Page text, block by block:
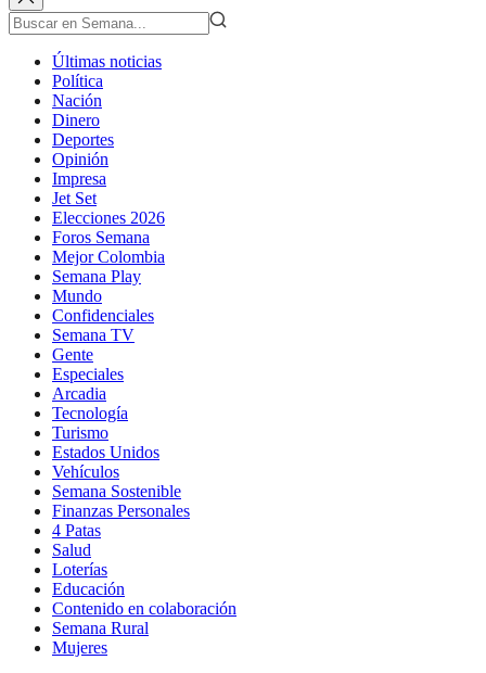
Últimas noticias
Política
Nación
Dinero
Deportes
Opinión
Impresa
Jet Set
Elecciones 2026
Foros Semana
Mejor Colombia
Semana Play
Mundo
Confidenciales
Semana TV
Gente
Especiales
Arcadia
Tecnología
Turismo
Estados Unidos
Vehículos
Semana Sostenible
Finanzas Personales
4 Patas
Salud
Loterías
Educación
Contenido en colaboración
Semana Rural
Mujeres